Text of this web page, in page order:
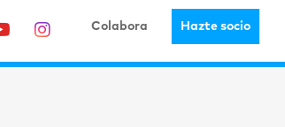
Colabora Hazte socio